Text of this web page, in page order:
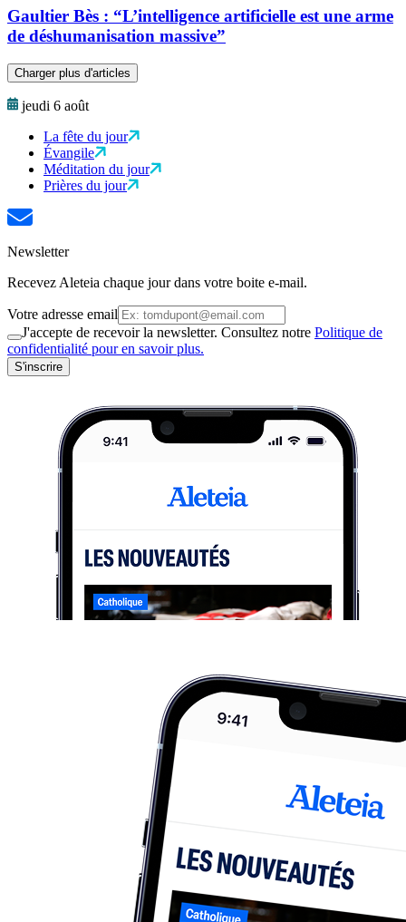
Gaultier Bès : “L’intelligence artificielle est une arme
de déshumanisation massive”
Charger plus d'articles
jeudi 6 août
La fête du jour
Évangile
Méditation du jour
Prières du jour
Newsletter
Recevez Aleteia chaque jour dans votre boite e-mail.
Votre adresse email
J'accepte de recevoir la newsletter. Consultez notre Politique de
confidentialité pour en savoir plus.
S'inscrire